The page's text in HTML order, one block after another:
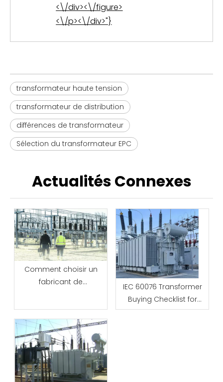
<\/div><\/figure>
<\/p><\/div>"}
transformateur haute tension
transformateur de distribution
différences de transformateur
Sélection du transformateur EPC
Actualités Connexes
Comment choisir un
fabricant de
puissance pour les
projets utilitaires et
industriels
IEC 60076 Transformer
Buying Checklist for
Overseas Procurement